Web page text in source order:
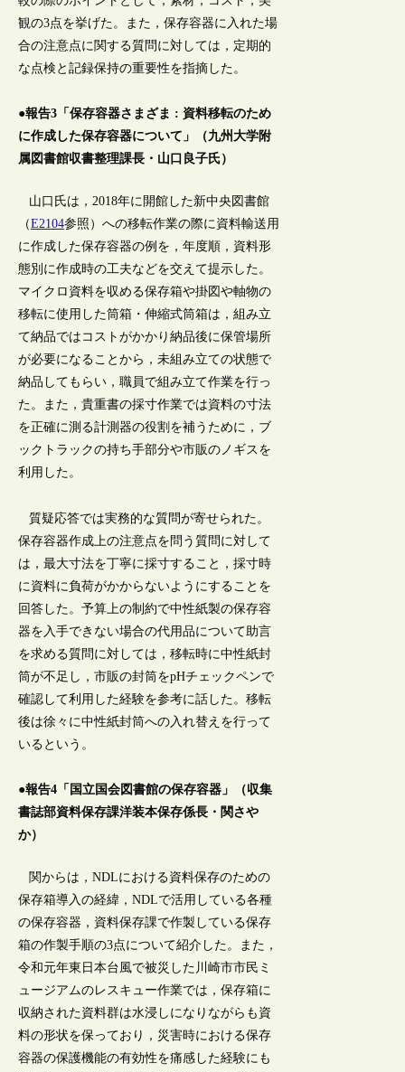
観の3点を挙げた。また，保存容器に入れた場
合の注意点に関する質問に対しては，定期的
な点検と記録保持の重要性を指摘した。
●報告3「保存容器さまざま : 資料移転のため
に作成した保存容器について」（九州大学附
属図書館収書整理課長・山口良子氏）
山口氏は，2018年に開館した新中央図書館
（E2104参照）への移転作業の際に資料輸送用
に作成した保存容器の例を，年度順，資料形
態別に作成時の工夫などを交えて提示した。
マイクロ資料を収める保存箱や掛図や軸物の
移転に使用した筒箱・伸縮式筒箱は，組み立
て納品ではコストがかかり納品後に保管場所
が必要になることから，未組み立ての状態で
納品してもらい，職員で組み立て作業を行っ
た。また，貴重書の採寸作業では資料の寸法
を正確に測る計測器の役割を補うために，ブ
ックトラックの持ち手部分や市販のノギスを
利用した。
質疑応答では実務的な質問が寄せられた。
保存容器作成上の注意点を問う質問に対して
は，最大寸法を丁寧に採寸すること，採寸時
に資料に負荷がかからないようにすることを
回答した。予算上の制約で中性紙製の保存容
器を入手できない場合の代用品について助言
を求める質問に対しては，移転時に中性紙封
筒が不足し，市販の封筒をpHチェックペンで
確認して利用した経験を参考に話した。移転
後は徐々に中性紙封筒への入れ替えを行って
いるという。
●報告4「国立国会図書館の保存容器」（収集
書誌部資料保存課洋装本保存係長・関さや
か）
関からは，NDLにおける資料保存のための
保存箱導入の経緯，NDLで活用している各種
の保存容器，資料保存課で作製している保存
箱の作製手順の3点について紹介した。また，
令和元年東日本台風で被災した川崎市市民ミ
ュージアムのレスキュー作業では，保存箱に
収納された資料群は水浸しになりながらも資
料の形状を保っており，災害時における保存
容器の保護機能の有効性を痛感した経験にも